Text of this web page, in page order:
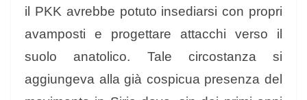
il PKK avrebbe potuto insediarsi con propri
avamposti e progettare attacchi verso il
suolo anatolico. Tale circostanza si
aggiungeva alla già cospicua presenza del